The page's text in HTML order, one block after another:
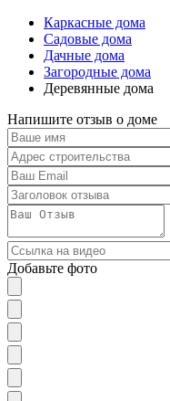
Каркасные дома
Садовые дома
Дачные дома
Загородные дома
Деревянные дома
Напишите отзыв о доме
Добавьте фото